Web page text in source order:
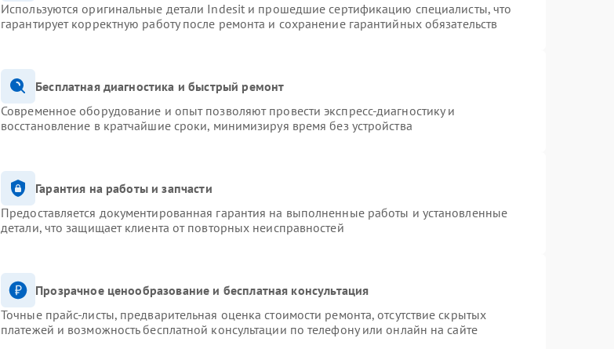
Используются оригинальные детали Indesit и прошедшие сертификацию специалисты, что
гарантирует корректную работу после ремонта и сохранение гарантийных обязательств
Бесплатная диагностика и быстрый ремонт
Современное оборудование и опыт позволяют провести экспресс-диагностику и
восстановление в кратчайшие сроки, минимизируя время без устройства
Гарантия на работы и запчасти
Предоставляется документированная гарантия на выполненные работы и установленные
детали, что защищает клиента от повторных неисправностей
Прозрачное ценообразование и бесплатная консультация
Точные прайс-листы, предварительная оценка стоимости ремонта, отсутствие скрытых
платежей и возможность бесплатной консультации по телефону или онлайн на сайте